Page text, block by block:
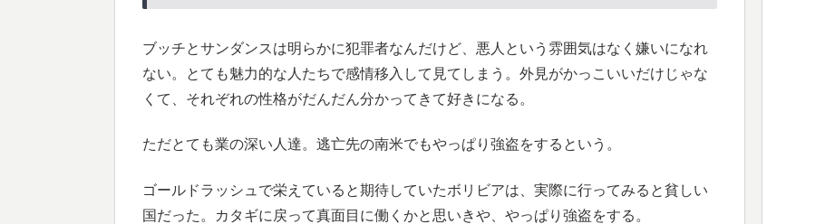
ブッチとサンダンスは明らかに犯罪者なんだけど、悪人という雰囲気はなく嫌いになれ
ない。とても魅力的な人たちで感情移入して見てしまう。外見がかっこいいだけじゃな
くて、それぞれの性格がだんだん分かってきて好きになる。
ただとても業の深い人達。逃亡先の南米でもやっぱり強盗をするという。
ゴールドラッシュで栄えていると期待していたボリビアは、実際に行ってみると貧しい
国だった。カタギに戻って真面目に働くかと思いきや、やっぱり強盗をする。